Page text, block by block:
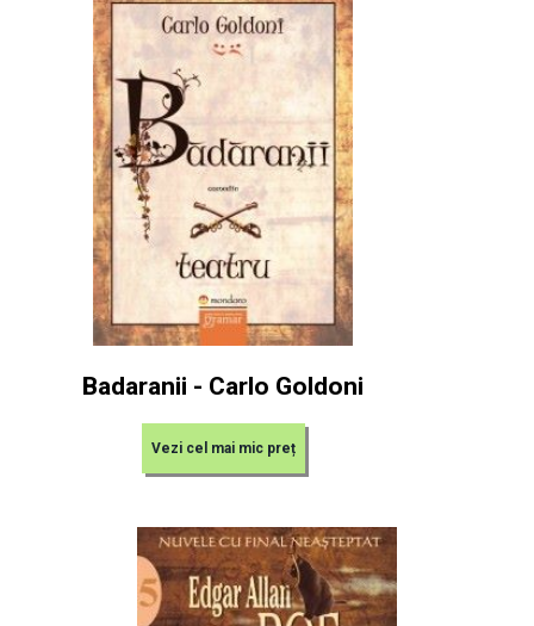
Badaranii - Carlo Goldoni
Vezi cel mai mic preț